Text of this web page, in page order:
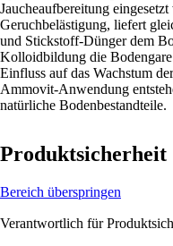
Jaucheaufbereitung
Geruchbelästigung, liefert
und Stickstoff-Dünger dem
Kolloidbildung die
Einfluss auf das Wachstum
Ammovit-Anwendung
natürliche Bodenbestandteile.
Produktsicherheit
Bereich überspringen
Verantwortlich für